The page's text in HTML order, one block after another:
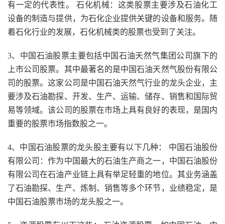
有一定的代表性。 石化机械：这类股票主要涉及石油化工
设备的制造与提供，为石化企业提供关键的设备和服务。随
着石化行业的发展，石化机械类的股票也受到了关注。
3、中国石油股票主要包括中国石油天然气集团公司旗下的
上市公司股票。其中最著名的是中国石油天然气股份有限公
司的股票。这家公司是中国石油天然气行业的龙头企业，主
要涉及石油勘探、开发、生产、运输、储存、销售和国际贸
易等领域。该公司的股票在市场上具有良好的表现，是国内
重要的股票市场指数股之一。
4、中国石油股票的龙头股主要有以下几种： 中国石油股份
有限公司：作为中国最大的石油生产商之一，中国石油股份
有限公司在石油产业链上具有举足轻重的地位。其业务涵盖
了石油勘探、生产、炼制、销售等多个环节，业绩稳定，是
中国石油股票市场的龙头股之一。